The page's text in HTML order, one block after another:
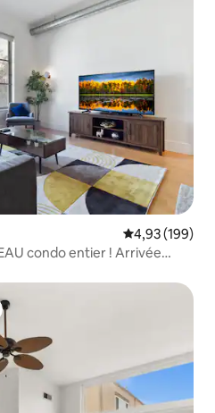
Note
4,93 (199)
condo entier ! Arrivée